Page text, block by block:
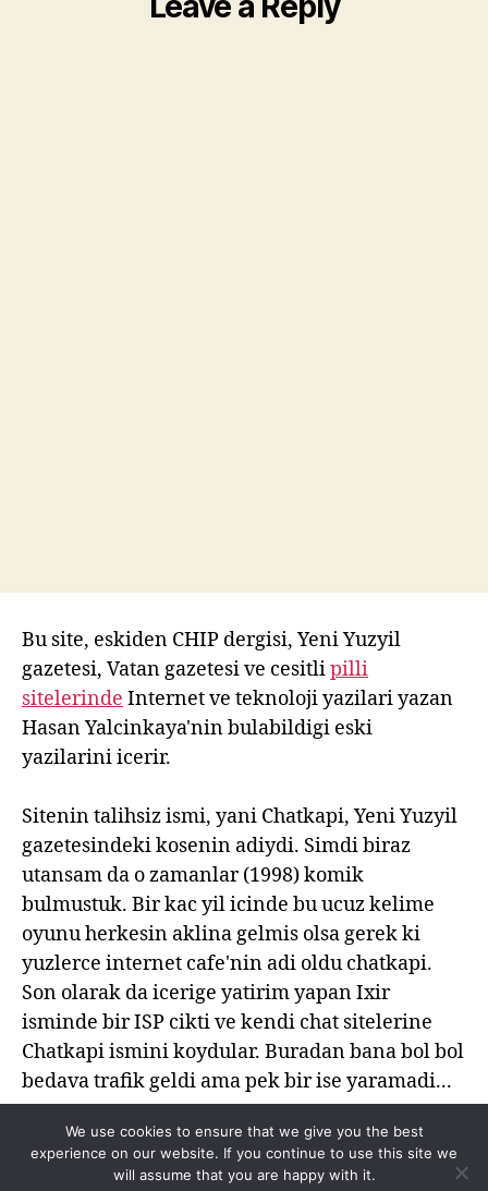
Bu site, eskiden CHIP dergisi, Yeni Yuzyil
gazetesi, Vatan gazetesi ve cesitlipilli
sitelerinde Internet ve teknoloji yazilari yazan
Hasan Yalcinkaya'nin bulabildigi eski
yazilarini icerir.
Sitenin talihsiz ismi, yani Chatkapi, Yeni Yuzyil
gazetesindeki kosenin adiydi. Simdi biraz
utansam da o zamanlar (1998) komik
bulmustuk. Bir kac yil icinde bu ucuz kelime
oyunu herkesin aklina gelmis olsa gerek ki
yuzlerce internet cafe'nin adi oldu chatkapi.
Son olarak da icerige yatirim yapan Ixir
isminde bir ISP cikti ve kendi chat sitelerine
Chatkapi ismini koydular. Buradan bana bol bol
bedava trafik geldi ama pek bir ise yaramadi...
We use cookies to ensure that we give you the best
experience on our website. If you continue to use this site we
will assume that you are happy with it.